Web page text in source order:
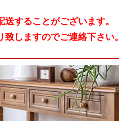
することがございます。
しますのでご連絡下さい。